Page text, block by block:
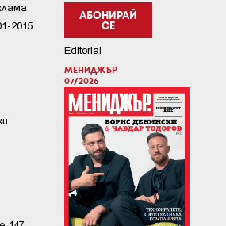
АБОНИРАЙ
СЕ
Editorial
МЕНИДЖЪР
07/2026
2015